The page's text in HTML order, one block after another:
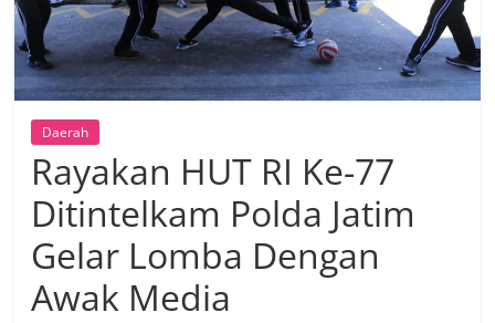
Daerah
Rayakan HUT RI Ke-77
Ditintelkam Polda Jatim
Gelar Lomba Dengan
Awak Media